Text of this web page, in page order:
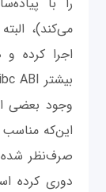
می‌کند)،
دوری کرده